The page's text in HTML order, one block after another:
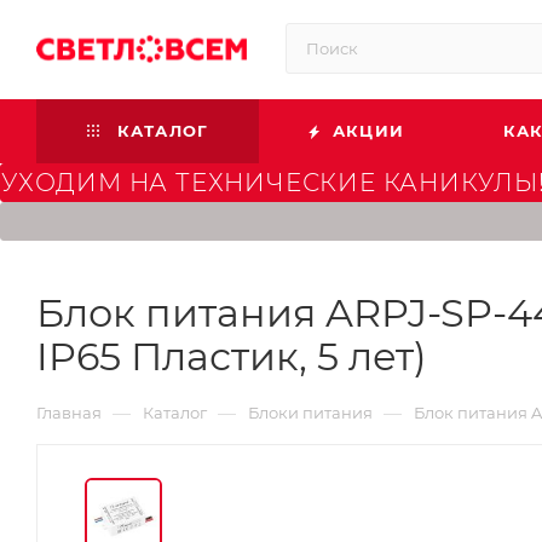
КАТАЛОГ АКЦИИ
УХОДИМ НА ТЕХНИЧЕСКИЕ
Блок питания ARPJ-SP-
IP65 Пластик, 5 лет)
Главная — Каталог — Блоки питания — Блок питания